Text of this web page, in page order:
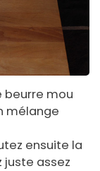
beurre mou
mélange
ensuite la
juste assez